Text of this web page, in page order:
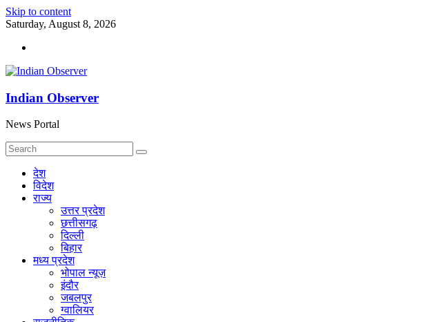
Skip to content
Saturday, August 8, 2026
Indian Observer
News Portal
देश
विदेश
राज्य
उत्तर प्रदेश
छत्तीसगढ़
दिल्ली
बिहार
मध्य प्रदेश
भोपाल न्यूज़
इंदौर
जबलपुर
ग्वालियर